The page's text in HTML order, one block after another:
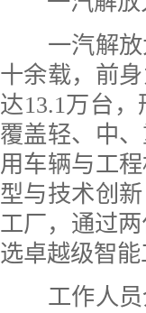
一汽解放
十余载，前
达13.1万台
覆盖轻、中
用车辆与工
型与技术创
工厂，通过
选卓越级智能
工作人员